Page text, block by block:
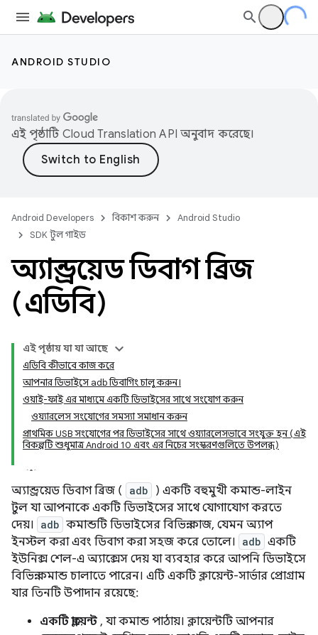
ANDROID STUDIO
এই পৃষ্ঠাটি Cloud Translation API অনুবাদ করেছে।
Android Developers বিকাশ করুন
Android Studio
SDK টুল গাইড
অ্যান্ড্রয়েড ডিবাগ ব্রিজ
(এডিবি)
এই পৃষ্ঠায় যা যা আছে
এডিবি কীভাবে কাজ করে
আপনার ডিভাইসে adb ডিবাগিং চালু করুন।
ওয়াই-ফাই এর মাধ্যমে একটি ডিভাইসের সাথে সংযোগ করুন
ওয়্যারলেস সংযোগের সমস্যা সমাধান করুন
প্রাথমিক USB সংযোগের পর ডিভাইসের সাথে ওয়্যারলেসভাবে সংযুক্ত হন (এই
বিকল্পটি শুধুমাত্র Android 10 এবং এর নিচের সংস্করণগুলিতে উপলব্ধ)
অ্যান্ড্রয়েড ডিবাগ ব্রিজ ( adb
) একটি বহুমুখী কমান্ড-লাইন
টুল যা আপনাকে একটি ডিভাইসের সাথে যোগাযোগ করতে
দেয়।
adb কমান্ডটি ডিভাইসের বিভিন্ন কাজ, যেমন অ্যাপ
ইনস্টল করা এবং ডিবাগ করা সহজ করে তোলে।
adb একটি
ইউনিক্স শেল-এ অ্যাক্সেস দেয় যা ব্যবহার করে আপনি ডিভাইসে
বিভিন্ন কমান্ড চালাতে পারেন। এটি একটি ক্লায়েন্ট-সার্ভার প্রোগ্রাম
যার তিনটি উপাদান রয়েছে:
একটি ক্লায়েন্ট , যা কমান্ড পাঠায়। ক্লায়েন্টটি আপনার